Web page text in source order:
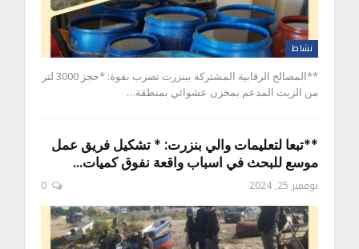
نشاط
**المصالح الرقابية المشتركة ببنزرت تضرب بقوة: *حجز 3000 لتر
من الزيت المدعم بمخزن عشوائي بمنطقة…
**تبعا لتعليمات والي بنزرت: * تشكيل فريق عمل
موسع للبحث في اسباب واقعة نفوق كميات…
نوفمبر 25, 2024